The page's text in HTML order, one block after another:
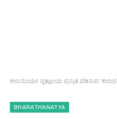
ಕಲಾಸೂರ್ಯ ನೃತ್ಯಾಲಯ ಪ್ರಸ್ತುತ ಪಡಿಸುವ
BHARATHANATYA